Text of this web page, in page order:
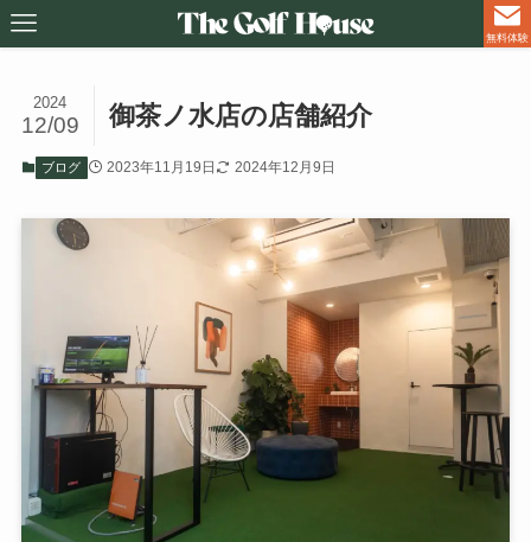
無料体験
御茶ノ水店の店舗紹介
2024
12/09
ブログ 2023年11月19日 2024年12月9日